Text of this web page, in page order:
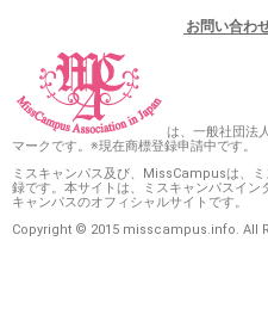
お問い合わ
は、一般社団法
マークです。※現在商標登録申請中です。
ミスキャンパス及び、MissCampusは、
録です。本サイトは、ミスキャンパスイ
キャンパスのオフィシャルサイトです。
Copyright © 2015 misscampus.info. All